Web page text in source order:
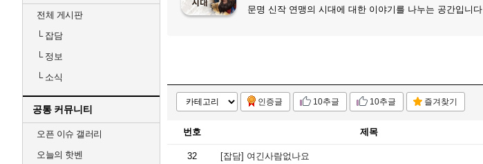
전체 게시판
└잡담
└정보
└소식
공통 커뮤니티
오픈 이슈 갤러리
오늘의 핫벤
문명 신작 연맹의 시대에 대한 이야기를 나누는 공간입니다
인증글 10추글 10추글 즐겨찾기
번호 제목
32 [잡담] 여긴사람없나요